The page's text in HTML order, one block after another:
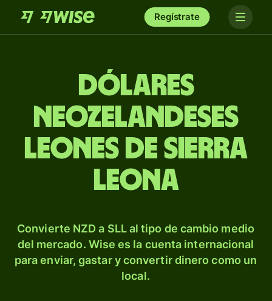
Regístrate
Dólares
neozelandeses
leones de Sierra
Leona
Convierte NZD a SLL al tipo de cambio medio
del mercado. Wise es la cuenta internacional
para enviar, gastar y convertir dinero como un
local.